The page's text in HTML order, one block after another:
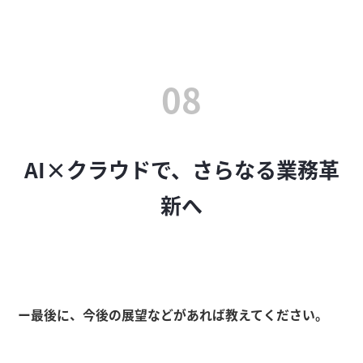
08
AI×クラウドで、さらなる業務革
新へ
ー最後に、今後の展望などがあれば教えてください。